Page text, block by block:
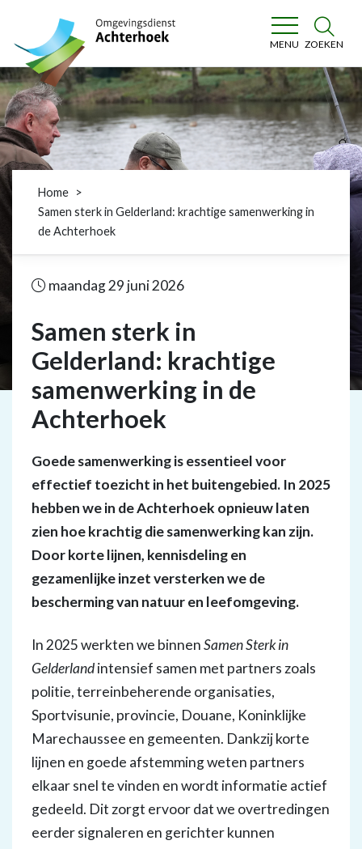
Omgevingsdienst Achterhoek
MENU ZOEKEN
Home
Samen sterk in Gelderland: krachtige samenwerking in
de Achterhoek
maandag 29 juni 2026
Samen sterk in
Gelderland: krachtige
samenwerking in de
Achterhoek
Goede samenwerking is essentieel voor
effectief toezicht in het buitengebied. In 2025
hebben we in de Achterhoek opnieuw laten
zien hoe krachtig die samenwerking kan zijn.
Door korte lijnen, kennisdeling en
gezamenlijke inzet versterken we de
bescherming van natuur en leefomgeving.
In 2025 werkten we binnenSamen Sterk in
Gelderlandintensief samen met partners zoals
politie, terreinbeherende organisaties,
Sportvisunie, provincie, Douane, Koninklijke
Marechaussee en gemeenten. Dankzij korte
lijnen en goede afstemming weten partners
elkaar snel te vinden en wordt informatie actief
gedeeld. Dit zorgt ervoor dat we overtredingen
eerder signaleren en gerichter kunnen